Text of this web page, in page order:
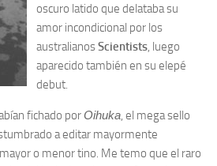
oscuro latido que delataba su
amor incondicional por los
australianosScientists, luego
aparecido también en su elepé
debut.
fichado porOihuka, el mega sello
a editar mayormente
o menor tino. Me temo que el raro